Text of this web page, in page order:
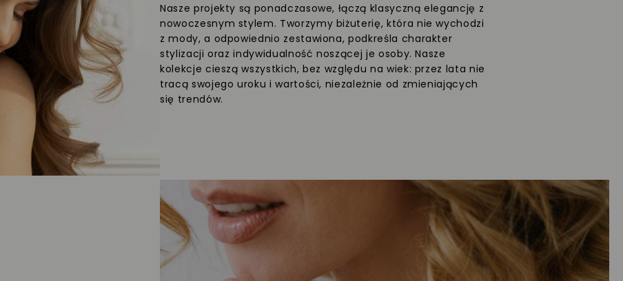
Nasze projekty są ponadczasowe, łączą klasyczną elegancję z
nowoczesnym stylem. Tworzymy biżuterię, która nie wychodzi
z mody, a odpowiednio zestawiona, podkreśla charakter
stylizacji oraz indywidualność noszącej je osoby. Nasze
kolekcje cieszą wszystkich, bez względu na wiek: przez lata nie
tracą swojego uroku i wartości, niezależnie od zmieniających
się trendów.